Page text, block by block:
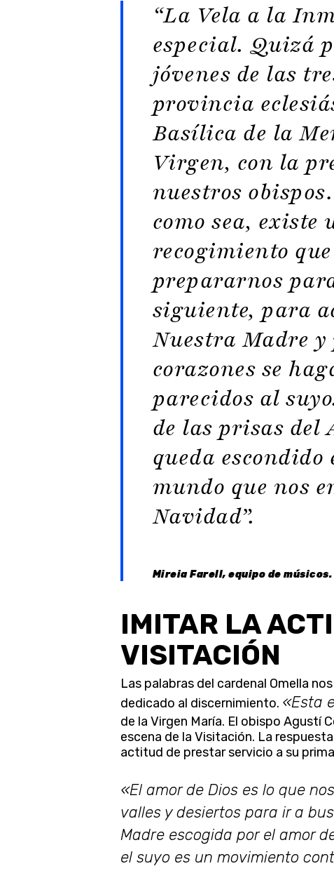
Presione enter para buscar o ESC para cerrar
“La Vela a la
especial. Quizá
jóvenes de las
provincia
Basílica de la
Virgen, con la
nuestros
como sea, existe
recogimiento
prepararnos
siguiente, para
Nuestra Madre
corazones se
parecidos al
de las prisas del
queda
mundo que nos
Navidad”.
Mireia Farell, equipo de músicos.
IMITAR LA
VISITACIÓN
Las palabras del cardenal Omella
dedicado al discernimiento. «Esta
de la Virgen María. El obispo Agustí
escena de la Visitación. La
actitud de prestar servicio a su
«El amor de Dios es lo que
valles y desiertos para ir a
Madre escogida por el amor
el suyo es un movimiento